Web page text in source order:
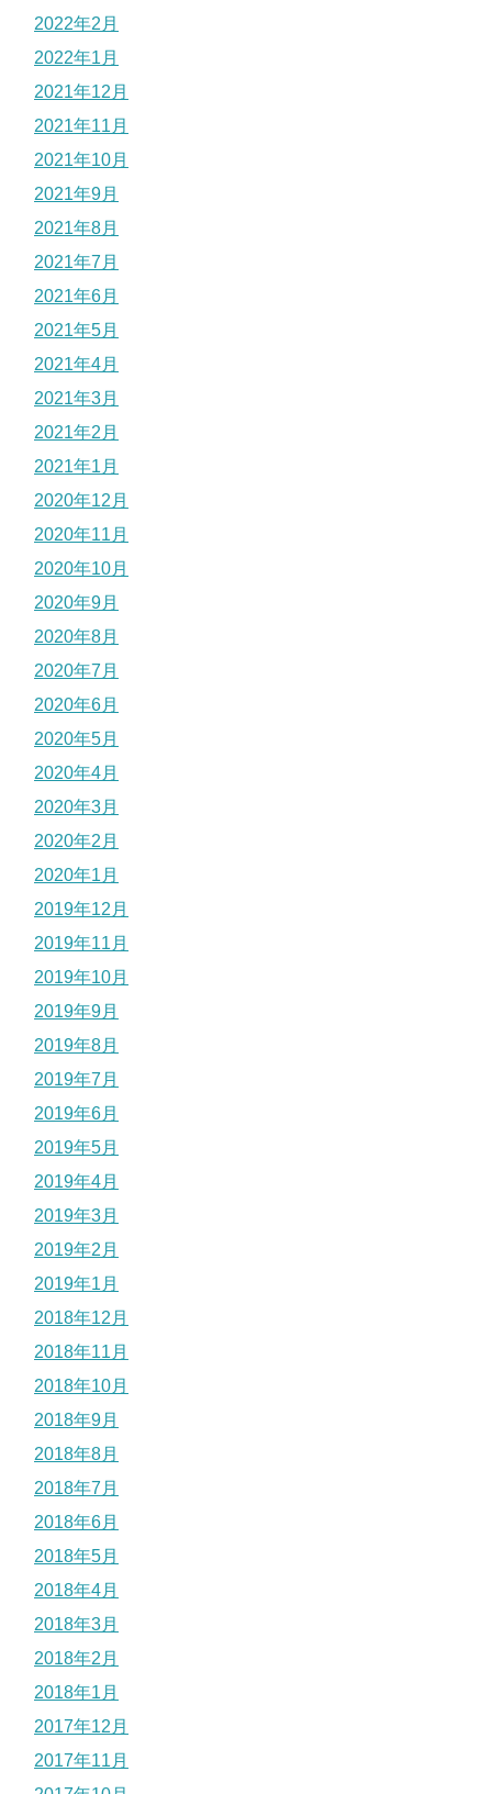
2022年2月
2022年1月
2021年12月
2021年11月
2021年10月
2021年9月
2021年8月
2021年7月
2021年6月
2021年5月
2021年4月
2021年3月
2021年2月
2021年1月
2020年12月
2020年11月
2020年10月
2020年9月
2020年8月
2020年7月
2020年6月
2020年5月
2020年4月
2020年3月
2020年2月
2020年1月
2019年12月
2019年11月
2019年10月
2019年9月
2019年8月
2019年7月
2019年6月
2019年5月
2019年4月
2019年3月
2019年2月
2019年1月
2018年12月
2018年11月
2018年10月
2018年9月
2018年8月
2018年7月
2018年6月
2018年5月
2018年4月
2018年3月
2018年2月
2018年1月
2017年12月
2017年11月